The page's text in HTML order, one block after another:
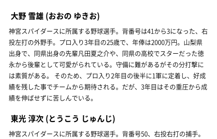
大野 雪雄 (おおの ゆきお)
神宮スパイダースに所属する野球選手。背番号は41から3になった、右
投左打の外野手。プロ入り3年目の25歳で、年俸は2000万円。山梨県
出身で、同県出身の先輩凡田夏之介や、同県の高校でスターだった徳
永から後輩として可愛がられている。守備に難があるがその分打撃に
は素質がある。 そのため、プロ入り2年目の後半に1軍に定着し、好成
績を残した事でチームから期待される。だが、3年目はその重圧から成
績を伸ばせずに苦しんでいる。
東光 淳次 (とうこう じゅんじ)
神宮スパイダースに所属する野球選手。背番号50、右投右打の捕手。